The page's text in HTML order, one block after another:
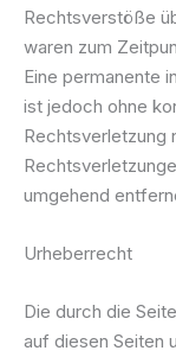
Rechtsverstöße
waren zum
Eine permanente
ist jedoch ohne
Rechtsverletzung
umgehend
Urheberrecht
Die durch die
auf diesen Seiten